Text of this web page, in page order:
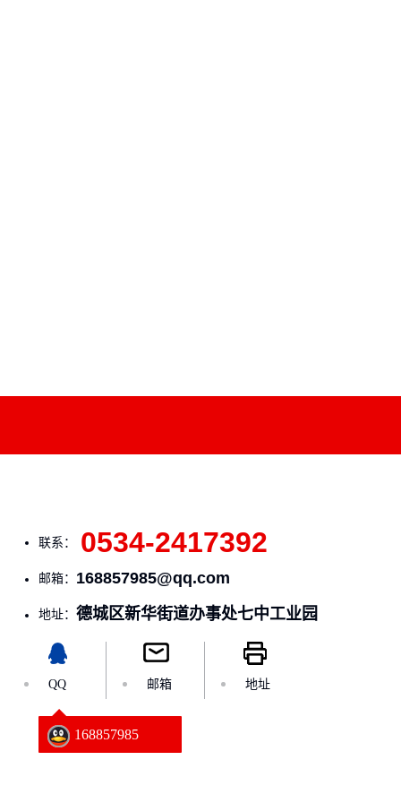
联系： 0534-2417392
邮箱： 168857985@qq.com
地址： 德城区新华街道办事处七中工业园
QQ
168857985
邮箱 地址